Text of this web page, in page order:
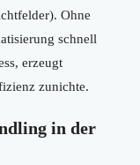
Ohne
schnell
erzeugt
zunichte.
in der